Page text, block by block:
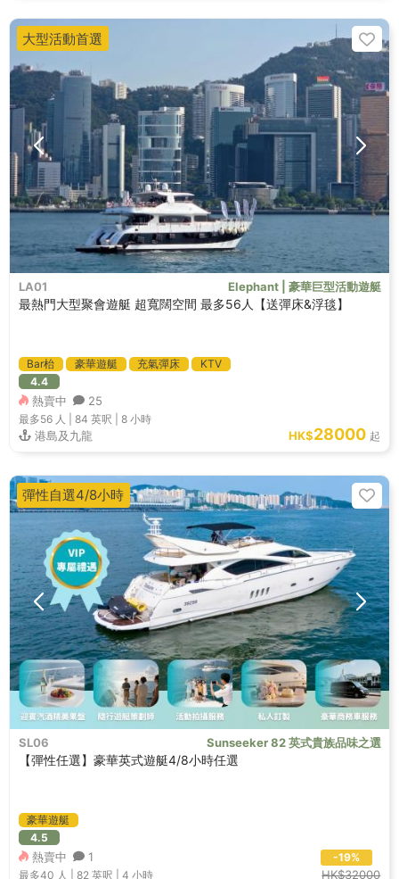
LA01 Elephant | 豪華巨型活動遊艇
最熱門大型聚會遊艇 超寬闊空間 最多56人【送彈床&浮毯】
Bar枱 豪華遊艇 充氣彈床
KTV
4.4
熱賣中 25
最多56人 | 84 英呎 8 小時
港島及九龍 HK$28000 起
大型活動首選
SL06 Sunseeker 82 英式貴族品味之選
【彈性任選】豪華英式遊艇4/8小時任選
豪華遊艇
4.5
熱賣中 1
最多40 人 | 82 英呎 4 小時
-19%
HK$32000
彈性自選4/8小時